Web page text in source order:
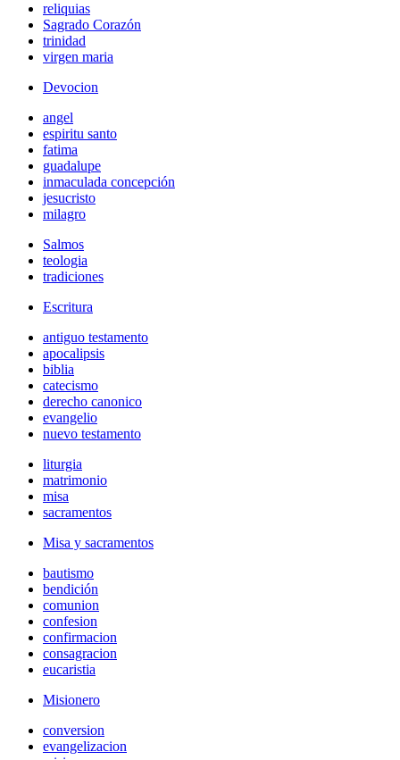
reliquias
Sagrado Corazón
trinidad
virgen maria
Devocion
angel
espiritu santo
fatima
guadalupe
inmaculada concepción
jesucristo
milagro
Salmos
teologia
tradiciones
Escritura
antiguo testamento
apocalipsis
biblia
catecismo
derecho canonico
evangelio
nuevo testamento
liturgia
matrimonio
misa
sacramentos
Misa y sacramentos
bautismo
bendición
comunion
confesion
confirmacion
consagracion
eucaristia
Misionero
conversion
evangelizacion